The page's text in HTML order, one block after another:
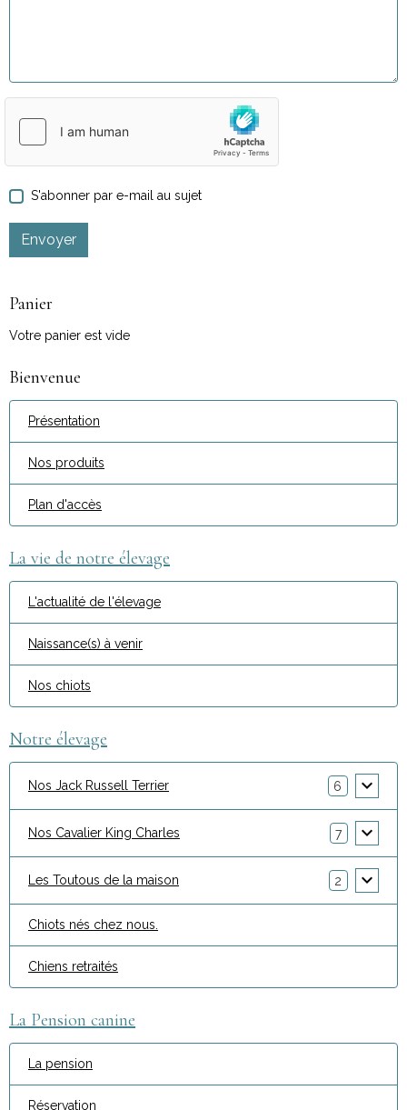
S'abonner par e-mail au sujet
Envoyer
Panier
Votre panier est vide
Bienvenue
Présentation
Nos produits
Plan d'accès
La vie de notre élevage
L'actualité de l'élevage
Naissance(s) à venir
Nos chiots
Notre élevage
Nos Jack Russell Terrier 6
Nos Cavalier King Charles 7
Les Toutous de la maison 2
Chiots nés chez nous.
Chiens retraités
La Pension canine
La pension
Réservation